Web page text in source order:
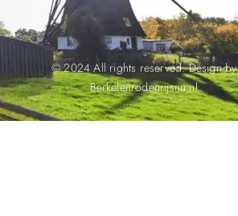
© 2024 All rights reserved. Design by
Berkelenrodenrijsnu.nl